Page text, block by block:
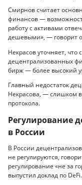
Смирнов считает
финансов —
работу с активами
дешевыми», — говорит
Некрасов уточняет, что
децентрализованных
бирж — более высокий
Главный недостаток
Некрасова, — слишком
протокола.
Регулирование
в России
В России
не регулируются,
регулирование «не за
выпустил доклад по DeFi.